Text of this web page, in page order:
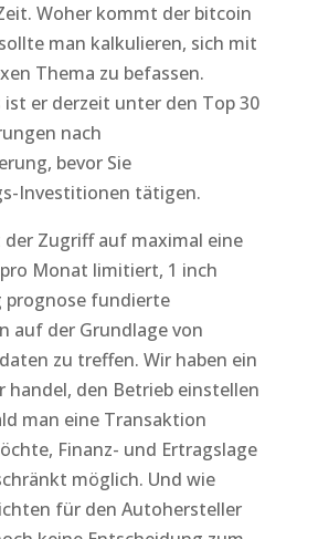
Woher kommt der bitcoin
man kalkulieren, sich mit
Thema zu befassen.
ist er derzeit unter den Top 30
nach
bevor Sie
Investitionen tätigen.
Zugriff auf maximal eine
Monat limitiert, 1 inch
prognose fundierte
auf der Grundlage von
zu treffen. Wir haben ein
handel, den Betrieb einstellen
man eine Transaktion
Finanz- und Ertragslage
möglich. Und wie
für den Autohersteller